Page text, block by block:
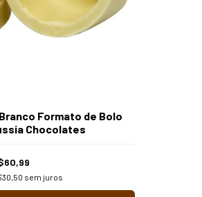
Formato de Bolo
Chocolates
sem juros